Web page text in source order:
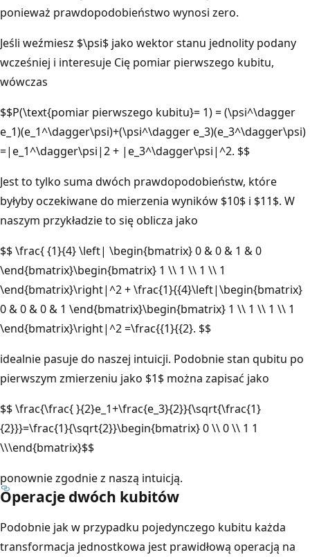
ponieważ prawdopodobieństwo wynosi zero.
Jeśli weźmiesz $\psi$ jako wektor stanu jednolity podany
wcześniej i interesuje Cię pomiar pierwszego kubitu,
wówczas
$$P(\text{pomiar pierwszego kubitu}= 1) = (\psi^\dagger
e_1)(e_1^\dagger\psi)+(\psi^\dagger e_3)(e_3^\dagger\psi)
=|e_1^\dagger\psi|2 + |e_3^\dagger\psi|^2. $$
Jest to tylko suma dwóch prawdopodobieństw, które
byłyby oczekiwane do mierzenia wyników $10$ i $11$. W
naszym przykładzie to się oblicza jako
$$ \frac{ {1}{4} \left| \begin{bmatrix} 0 & 0 & 1 & 0
\end{bmatrix}\begin{bmatrix} 1 \\ 1 \\ 1 \\ 1
\end{bmatrix}\right|^2 + \frac{1}{{4}\left|\begin{bmatrix}
0 & 0 & 0 & 1 \end{bmatrix}\begin{bmatrix} 1 \\ 1 \\ 1 \\ 1
\end{bmatrix}\right|^2 =\frac{{1}{{2}. $$
idealnie pasuje do naszej intuicji. Podobnie stan qubitu po
pierwszym zmierzeniu jako $1$ można zapisać jako
$$ \frac{\frac{ }{2}e_1+\frac{e_3}{2}}{\sqrt{\frac{1}
{2}}}=\frac{1}{\sqrt{2}}\begin{bmatrix} 0 \\ 0 \\ 1 1
\\\end{bmatrix}$$
ponownie zgodnie z naszą intuicją.
Operacje dwóch kubitów
Podobnie jak w przypadku pojedynczego kubitu każda
transformacja jednostkowa jest prawidłową operacją na